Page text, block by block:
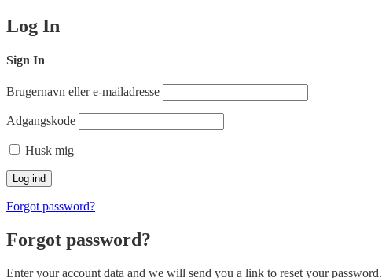
Log In
Sign In
Brugernavn eller e-mailadresse
Adgangskode
Husk mig
Forgot password?
Forgot password?
Enter your account data and we will send you a link to reset your password.